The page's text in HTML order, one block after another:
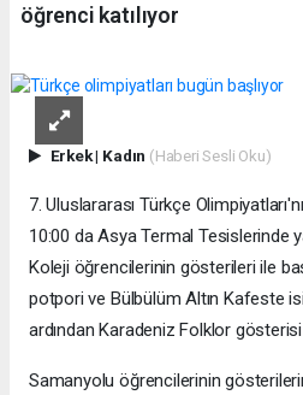
öğrenci katılıyor
Erkek| Kadın (Haberi Sesli Oku)
7. Uluslararası Türkçe
10:00 da Asya Termal Tesislerinde
Koleji öğrencilerinin gösterileri ile
potpori ve Bülbülüm Altın Kafeste
ardından Karadeniz Folklor
Samanyolu öğrencilerinin